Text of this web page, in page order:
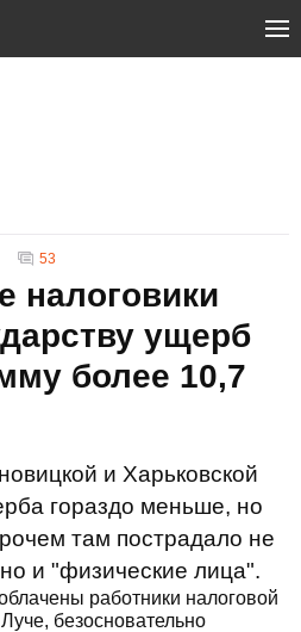
53
налоговики
ущерб
более 10,7
и Харьковской
гораздо меньше, но
там пострадало не
и "физические лица".
работники налоговой
безосновательно